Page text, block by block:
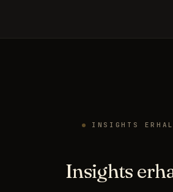
INSIGHTS
Insights